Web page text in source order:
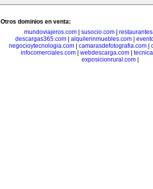
Otros dominios en venta:
mundoviajeros.com| susocio.com|
descargas365.com| alquilerinmuebles.com|
negocioytecnologia.com
camarasdefotografia.com
infocomerciales.com| webdescarga.com|
exposicionrural.com